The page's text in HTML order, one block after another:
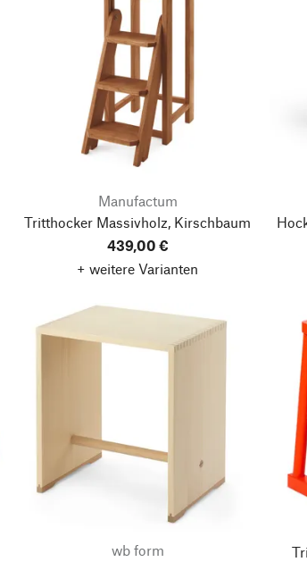
Manufactum
Tritthocker Massivholz, Kirschbaum
439,00 €
+ weitere Varianten
wb form